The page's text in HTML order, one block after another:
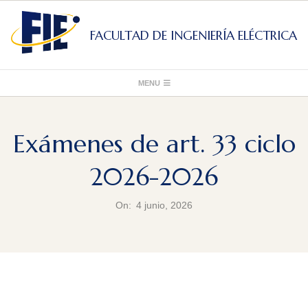
content
FACULTAD DE INGENIERÍA ELÉCTRICA
Navigation
MENU
Exámenes de art. 33 ciclo
2026-2026
On: 4 junio, 2026